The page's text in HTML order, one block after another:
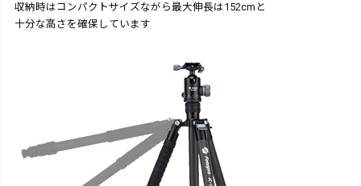
収納時はコンパクトサイズながら最大伸長は152cmと
十分な高さを確保しています